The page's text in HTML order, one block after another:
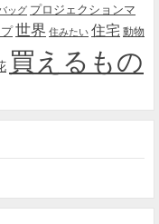
ッグ プロジェクションマ
世界 住みたい 住宅 動物
買えるもの